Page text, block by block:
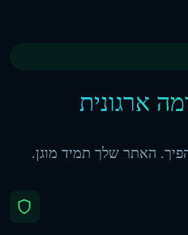
ארגונית
האתר שלך תמיד מוגן.